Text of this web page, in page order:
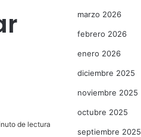
de lectura
marzo 2026
febrero 2026
enero 2026
diciembre 2025
noviembre 2025
octubre 2025
septiembre 2025